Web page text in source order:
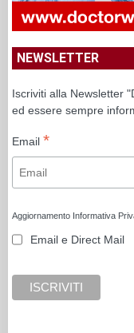
NEWSLETTER
Iscriviti alla Newsletter
ed essere sempre
Email *
Aggiornamento Informativa
Email e Direct Mail